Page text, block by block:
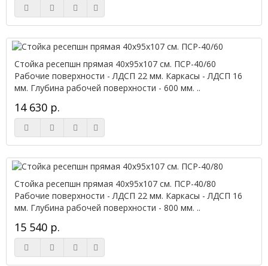
Стойка ресепшн прямая 40х95х107 см. ПСР-40/60
Рабочие поверхности - ЛДСП 22 мм. Каркасы - ЛДСП 16
мм. Глубина рабочей поверхности - 600 мм. ..
14 630 р.
Стойка ресепшн прямая 40х95х107 см. ПСР-40/80
Рабочие поверхности - ЛДСП 22 мм. Каркасы - ЛДСП 16
мм. Глубина рабочей поверхности - 800 мм. ..
15 540 р.